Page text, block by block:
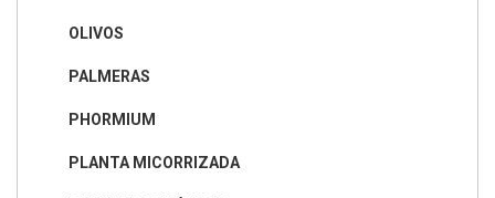
OLIVOS
PALMERAS
PHORMIUM
PLANTA MICORRIZADA